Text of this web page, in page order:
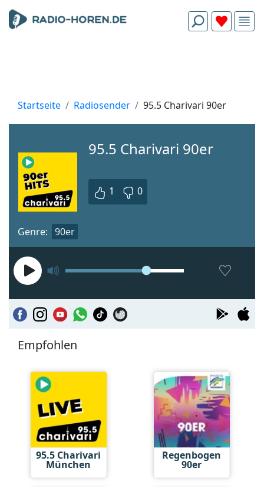
Startseite Radiosender 95.5 Charivari 90er
95.5 Charivari 90er
1 0
Genre: 90er
Empfohlen
95.5 Charivari
München
Regenbogen
90er